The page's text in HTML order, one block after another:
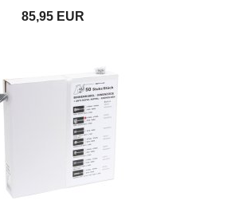
85,95 EUR